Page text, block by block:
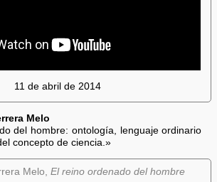
11 de abril de 2014
Melo
del hombre: ontología, lenguaje ordinario
concepto de ciencia.»
Melo, El reino ordenado del hombre